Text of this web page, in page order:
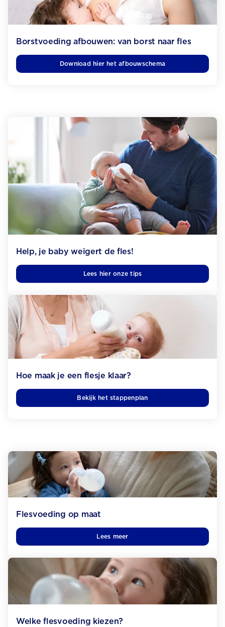
Borstvoeding afbouwen: van borst naar fles
Download hier het afbouwschema
Help, je baby weigert de fles!
Lees hier onze tips
Hoe maak je een flesje klaar?
Bekijk het stappenplan
Flesvoeding op maat
Lees meer
Welke flesvoeding kiezen?